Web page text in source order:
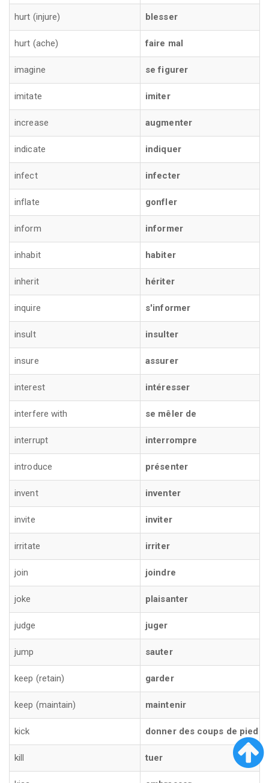
hurt (injure) blesser
hurt (ache) faire mal
imagine se figurer
imitate imiter
increase augmenter
indicate indiquer
infect infecter
inflate gonfler
inform informer
inhabit habiter
inherit hériter
inquire s'informer
insult insulter
insure assurer
interest intéresser
interfere with se mêler de
interrupt interrompre
introduce présenter
invent inventer
invite inviter
irritate irriter
join joindre
joke plaisanter
judge juger
jump sauter
keep (retain) garder
keep (maintain) maintenir
kick donner des coups de pied
kill tuer